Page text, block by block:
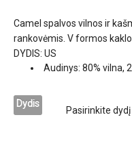
Camel spalvos vilnos ir
rankovėmis. V formos
DYDIS: US
Audinys: 80% vilna,
Dydis